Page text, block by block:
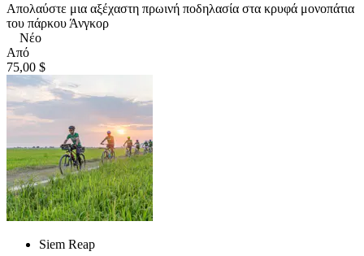
Απολαύστε μια αξέχαστη πρωινή ποδηλασία στα κρυφά μονοπάτια
του πάρκου Άνγκορ
Νέο
Από
75,00 $
Siem Reap